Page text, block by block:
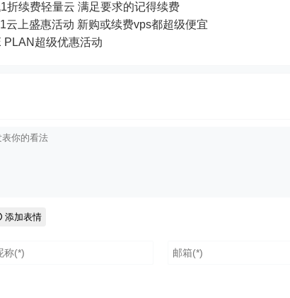
折续费轻量云 满足要求的记得续费
云上盛惠活动 新购或续费vps都超级便宜
PLAN超级优惠活动
添加表情